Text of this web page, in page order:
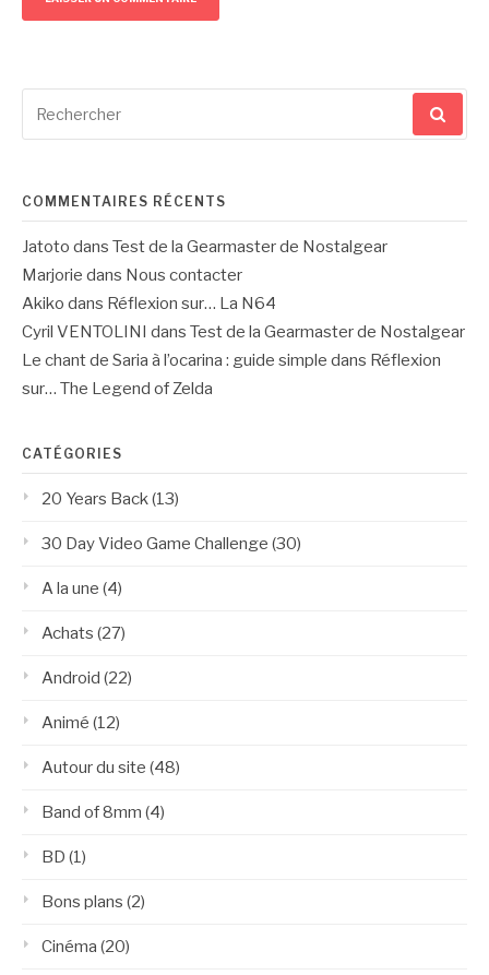
pour
COMMENTAIRES RÉCENTS
Jatoto dans Test de la Gearmaster de Nostalgear
Marjorie dans Nous contacter
Akiko dans Réflexion sur… La N64
Cyril VENTOLINI
dans Test de la Gearmaster de Nostalgear
Le chant de Saria à l’ocarina : guide simple dans Réflexion
sur… The Legend of Zelda
CATÉGORIES
20 Years Back(13)
30 Day Video Game Challenge (30)
A la une (4)
Achats (27)
Android (22)
Animé (12)
Autour du site (48)
Band of 8mm (4)
BD (1)
Bons plans (2)
Cinéma (20)